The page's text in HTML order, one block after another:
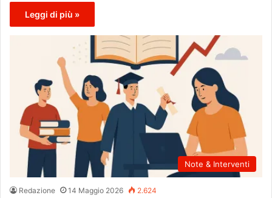
Leggi di più »
Note & Interventi
Redazione 14 Maggio 2026 2.624